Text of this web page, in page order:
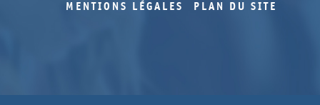
MENTIONS LÉGALES PLAN DU SITE